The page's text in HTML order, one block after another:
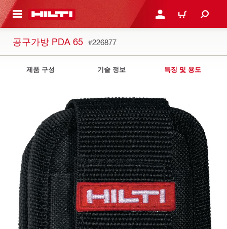
으로 건너뛰기 로그인 또는 회원가입
장바구니
공구가방 PDA 65 #226877
제품 구성 기술 정보 특징 및 용도